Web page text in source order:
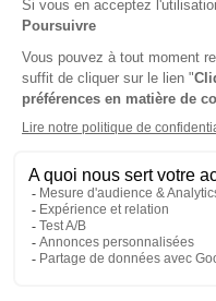
1 n° • Digital
4€90
Présentation du